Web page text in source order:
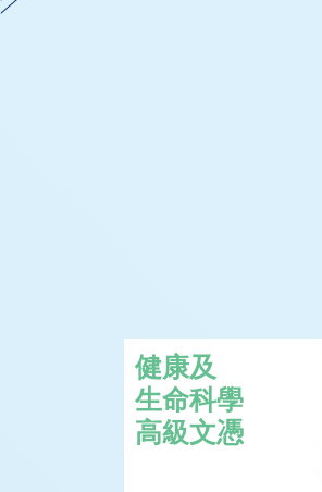
健康及
生命科學
高級文憑